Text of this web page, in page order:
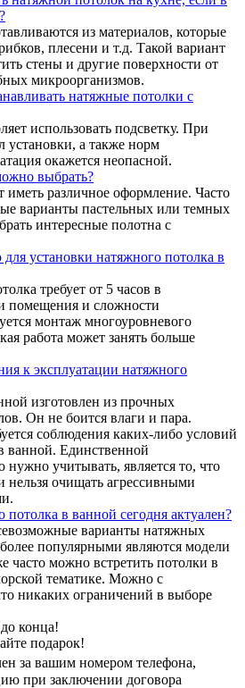
из материалов, которые
плесени и т.д. Такой вариант
стены и другие поверхности от
микроорганизмов.
натяжные потолки с
использовать подсветку. При
установки, а также норм
окажется неопасной.
выбрать?
различное оформление. Часто
варианты пастельных или темных
интересные полотна с
установки натяжного потолка в
требует от 5 часов в
помещения и сложности
монтаж многоуровневого
работа может занять больше
к эксплуатации натяжного
изготовлен из прочных
Он не боится влаги и пара.
соблюдения каких-либо условий
ванной. Единственной
нужно учитывать, является то, что
нельзя очищать агрессивными
в ванной сегодня актуален?
варианты натяжных
популярными являются модели
часто можно встретить потолки в
тематике. Можно с
никаких ограничений в выборе
конца!
подарок!
за вашим номером телефона,
при заключении договора